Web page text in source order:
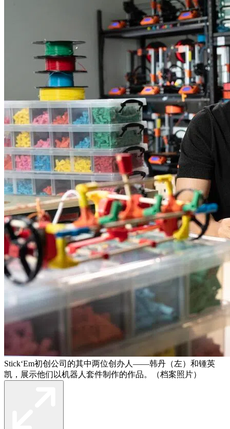
Stick‘Em初创公司的其中两位创办人——韩丹（左）和锺英
凯，展示他们以机器人套件制作的作品。（档案照片）